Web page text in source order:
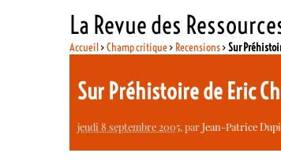
La Revue des
Accueil>Champ critique> Recensions>Sur
Sur Préhistoire de Eric
jeudi 8 septembre 2005, parJean-Patrice